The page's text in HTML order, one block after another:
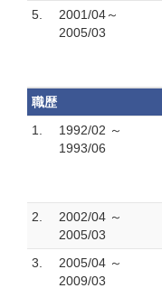
5.
2001/04～
2005/03
職歴
1.
1992/02 ～
1993/06
2.
2002/04 ～
2005/03
3.
2005/04 ～
2009/03